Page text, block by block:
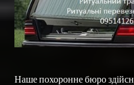
Наше похоронне бюро